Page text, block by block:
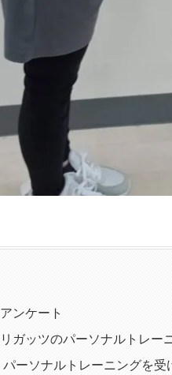
アンケート
リガッツのパーソナルトレー
パーソナルトレーニングを受